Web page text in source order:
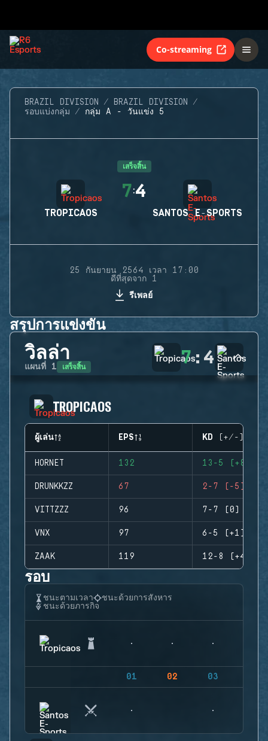
Co-streaming
BRAZIL DIVISION
BRAZIL DIVISION
รอบแบ่งกลุ่ม
กลุ่ม A - วันแข่ง 5
เสร็จสิ้น
TROPICAOS
7:4
SANTOS E-SPORTS
25 กันยายน 2564 เวลา 17:00
ดีที่สุดจาก 1
รีเพลย์
สรุปการแข่งขัน
วิลล่า
แผนที่ 1 เสร็จสิ้น 7: 4
TROPICAOS
ผู้เล่น EPS KD (+/-)
HORNET 132 13-5 (+8)
DRUNKKZZ 67 2-7 (-5)
VITTZZZ 96 7-7 (0)
VNX 97 6-5 (+1)
ZAAK 119 12-8 (+4)
รอบ
ชนะตามเวลา
ชนะด้วยการสังหาร
ชนะด้วยภารกิจ
01 02 03